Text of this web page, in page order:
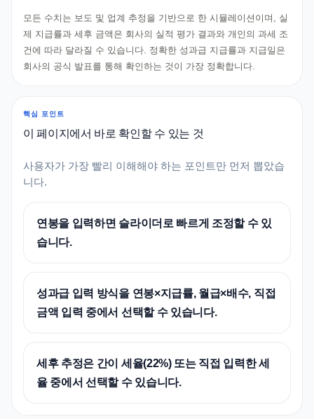
모든 수치는 보도 및 업계 추정을 기반으로 한 시뮬레이션이며, 실
제 지급률과 세후 금액은 회사의 실적 평가 결과와 개인의 과세 조
건에 따라 달라질 수 있습니다. 정확한 성과급 지급률과 지급일은
회사의 공식 발표를 통해 확인하는 것이 가장 정확합니다.
핵심 포인트
이 페이지에서 바로 확인할 수 있는 것
사용자가 가장 빨리 이해해야 하는 포인트만 먼저 뽑았습
니다.
연봉을 입력하면 슬라이더로 빠르게 조정할 수 있
습니다.
성과급 입력 방식을 연봉×지급률, 월급×배수, 직접
금액 입력 중에서 선택할 수 있습니다.
세후 추정은 간이 세율(22%) 또는 직접 입력한 세
율 중에서 선택할 수 있습니다.